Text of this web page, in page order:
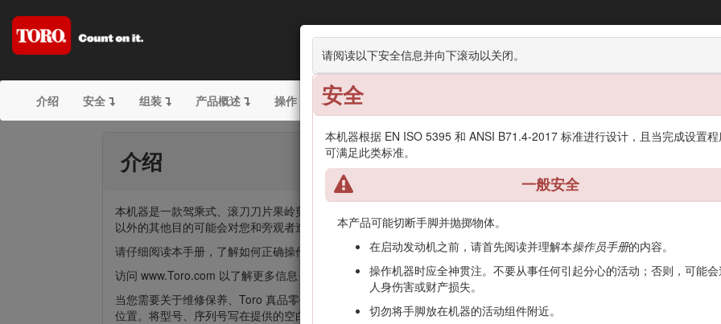
请阅读以下安全信息并向下滚动以关闭。
安全
本机器根据 EN ISO 5395 和 ANSI B71.4-2017 标准进行设计，且当完成设置程
可满足此类标准。
一般安全
本产品可能切断手脚并抛掷物体。
在启动发动机之前，请首先阅读并理解本操作员手册的内容。
操作机器时应全神贯注。不要从事任何引起分心的活动；否则，可能
人身伤害或财产损失。
切勿将手脚放在机器的活动组件附近。
Greensmaster® 3420 TriFlex® 主机
介绍 安全 组装 产品概述 操作 维护
介绍
本机器是一款驾乘式、滚刀刀片果岭剪草机，需由商业应用领域雇用的专业操作员进行操作。主要为了在保养得很好的草
以外的其他目的可能会对您和旁观者造成危害。
请仔细阅读本手册，了解如何正确操作及维护您的产品，避免人身伤害和产品损坏。正确并安全地操作本产品是您的责任.
访问 www.Toro.com 以了解更多信息，包括安全提示、培训材料、附件信息、帮助查找经销商或注册您的产品。
当您需要关于维修保养、Toro 真品零件或其他方面的信息时，请联系 Toro 授权经销商，并准备好有关您的产品的型号和
位置。将型号、序列号写在提供的空白处。